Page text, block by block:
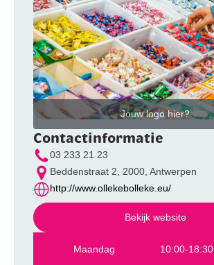
Jouw logo hier?
Contactinformatie
03 233 21 23
Beddenstraat 2, 2000, Antwerpen
http://www.ollekebolleke.eu/
Bekijk website
Maandag 10:00-18:30